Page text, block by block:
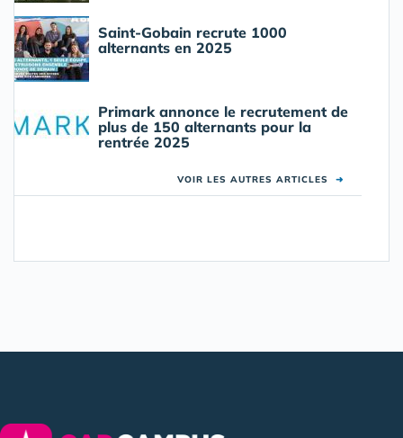
Saint-Gobain recrute 1000
alternants en 2025
Primark annonce le recrutement de
plus de 150 alternants pour la
rentrée 2025
VOIR LES AUTRES ARTICLES ➜